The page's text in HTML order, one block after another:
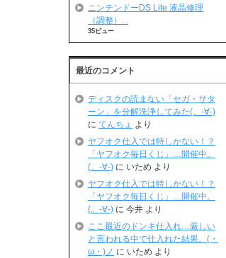
ニンテンドーDS Lite 液晶修理
（調整）...
35ビュー
最近のコメント
ディスクの読まない「セガ・サタ
ーン」を分解洗浄してみた(。-∀-)
に てんちょ より
ヤフオク仕入では特しかない！？
「ヤフオク毎日くじ」…開催中。
(。-∀-) に いため より
ヤフオク仕入では特しかない！？
「ヤフオク毎日くじ」…開催中。
(。-∀-) に 今井 より
ここ最近のドンキ仕入れ…厳しい
と言われる中で仕入れた結果。(・
ω・)ノ に いため より